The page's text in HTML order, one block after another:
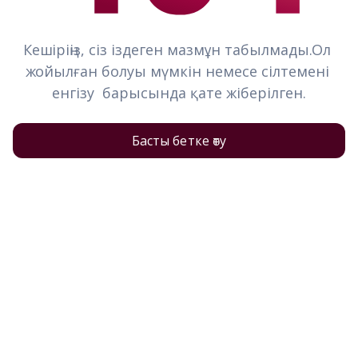
Кешіріңіз, сіз іздеген мазмұн табылмады.Ол
жойылған болуы мүмкін немесе сілтемені
енгізу  барысында қате жіберілген.
Басты бетке өту